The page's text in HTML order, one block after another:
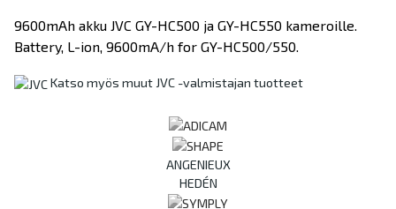
9600mAh akku JVC GY-HC500 ja GY-HC550 kameroille.
Battery, L-ion, 9600mA/h for GY-HC500/550.
Katso myös muut JVC -valmistajan tuotteet
ANGENIEUX
HEDÉN